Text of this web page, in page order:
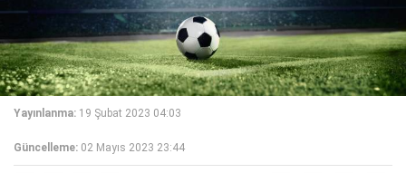
Yayınlanma: 19 Şubat 2023 04:03
Güncelleme: 02 Mayıs 2023 23:44